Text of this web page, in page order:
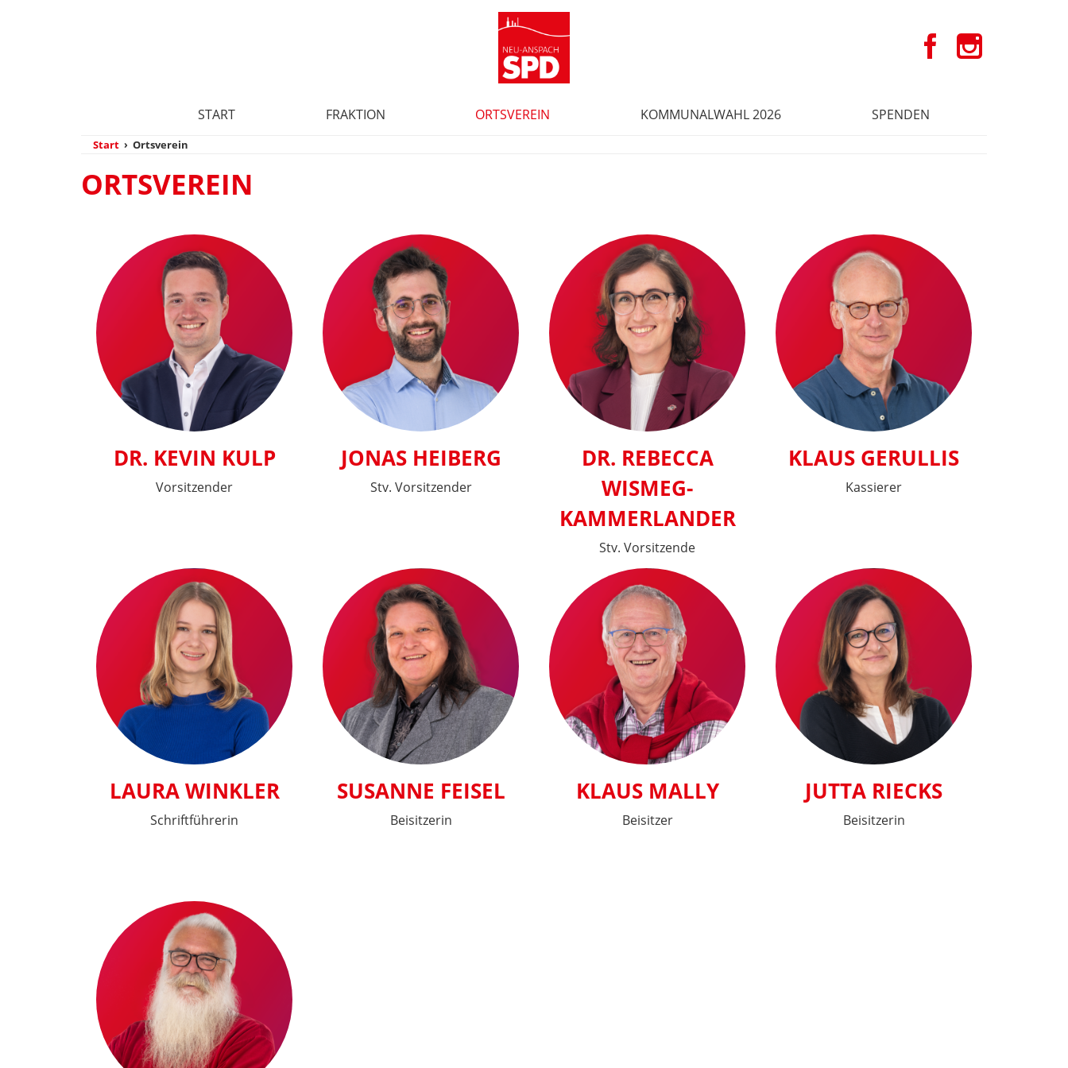
START FRAKTION ORTSVEREIN KOMMUNALWAHL 2026 SPENDEN
Start › Ortsverein
ORTSVEREIN
DR. KEVIN KULP
Vorsitzender
JONAS HEIBERG
Stv. Vorsitzender
DR. REBECCA
WISMEG-
KAMMERLANDER
Stv. Vorsitzende
KLAUS GERULLIS
Kassierer
LAURA WINKLER
Schriftführerin
SUSANNE FEISEL
Beisitzerin
KLAUS MALLY
Beisitzer
JUTTA RIECKS
Beisitzerin